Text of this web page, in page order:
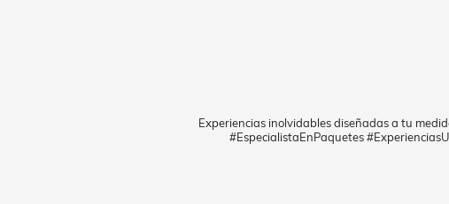
Experiencias inolvidables diseñadas a tu
#EspecialistaEnPaquetes